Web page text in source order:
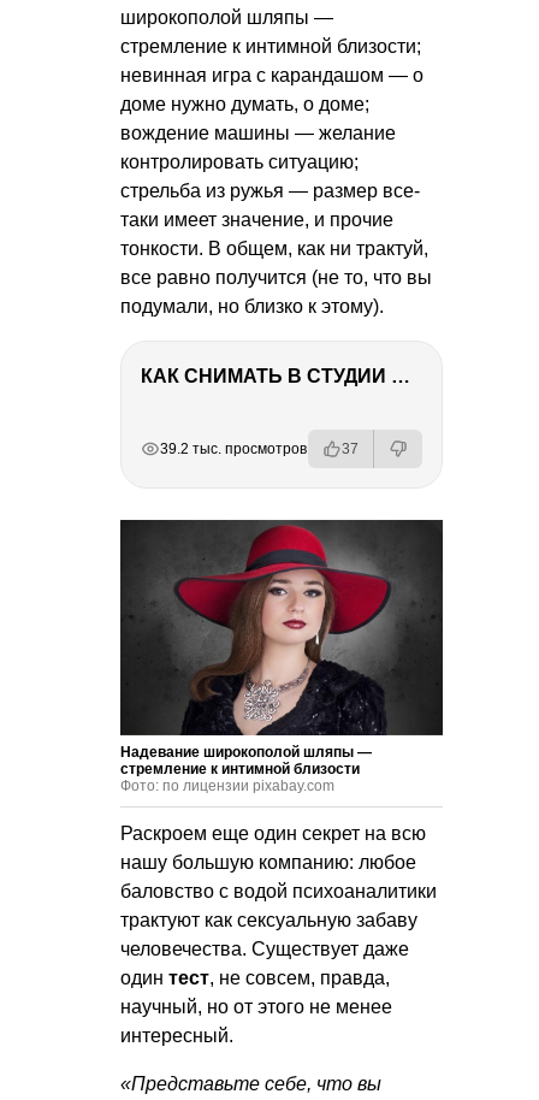
широкополой шляпы —
стремление к интимной близости;
невинная игра с карандашом — о
доме нужно думать, о доме;
вождение машины — желание
контролировать ситуацию;
стрельба из ружья — размер все-
таки имеет значение, и прочие
тонкости. В общем, как ни трактуй,
все равно получится (не то, что вы
подумали, но близко к этому).
КАК СНИМАТЬ В СТУДИИ СО ВСПЫШКАМИ
39.2 тыс. просмотров 37
Надевание широкополой шляпы —
стремление к интимной близости
Фото: по лицензии pixabay.com
Раскроем еще один секрет на всю
нашу большую компанию: любое
баловство с водой психоаналитики
трактуют как сексуальную забаву
человечества. Существует даже
один тест, не совсем, правда,
научный, но от этого не менее
интересный.
«Представьте себе, что вы